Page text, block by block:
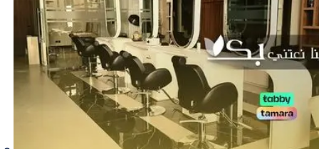
أفضل مكياج للجسم في الرياض
أفضل مكياج للجسم في الرياض